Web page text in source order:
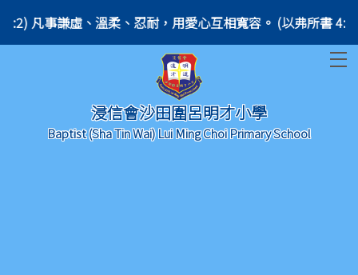
謙虛、溫柔、忍耐，用愛心互相寬容。 (以弗所書 4:2)
浸信會沙田圍呂明才小學
Baptist (Sha Tin Wai) Lui Ming Choi Primary School